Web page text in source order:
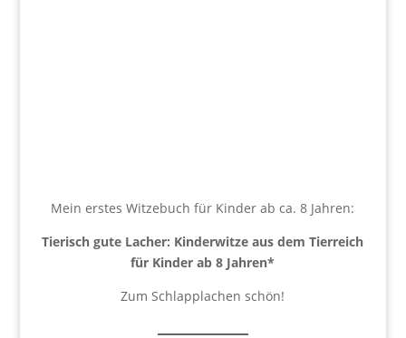
Mein erstes Witzebuch für Kinder ab ca. 8 Jahren:
Tierisch gute Lacher: Kinderwitze aus dem Tierreich
für Kinder ab 8 Jahren*
Zum Schlapplachen schön!